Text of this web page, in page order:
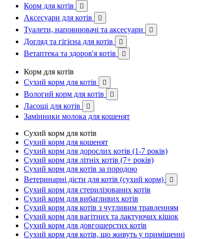
Корм для котів

Аксесуари для котів 
Туалети, наповнювачі та аксесуари 
Догляд та гігієна для котів 
Ветаптека та здоров'я котів 
Корм для котів
Сухий корм для котів

Вологий корм для котів 
Ласощі для котів 
Замінники молока для кошенят
Сухий корм для котів
Сухий корм для кошенят
Сухий корм для дорослих котів (1-7 років)
Сухий корм для літніх котів (7+ років)
Сухий корм для котів за породою
Ветеринарні дієти для котів (сухий корм)

Сухий корм для стерилізованих котів
Сухий корм для вибагливих котів
Сухий корм для котів з чутливим травленням
Сухий корм для вагітних та лактуючих кішок
Сухий корм для довгошерстих котів
Сухий корм для котів, що живуть у приміщенні